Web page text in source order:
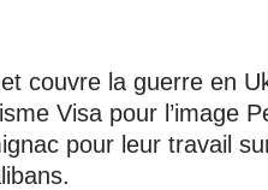
couvre la guerre en
Visa pour l’image
pour leur travail